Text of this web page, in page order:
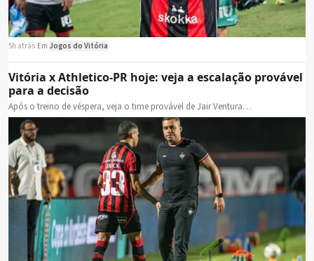
5h atrás Em Jogos do Vitória
Vitória x Athletico-PR hoje: veja a escalação provável
para a decisão
Após o treino de véspera, veja o time provável de Jair Ventura…